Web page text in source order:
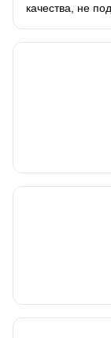
качества, не